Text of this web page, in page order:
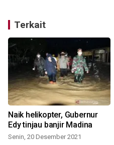
Terkait
Naik helikopter, Gubernur
Edy tinjau banjir Madina
Senin, 20 Desember 2021